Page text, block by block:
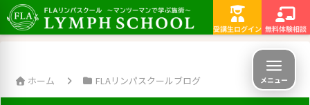
横浜・町田・相模原でリンパを学ぶなら
ホーム FLAリンパスクールブログ
受講生ログイン 無料体験相談
メニュー